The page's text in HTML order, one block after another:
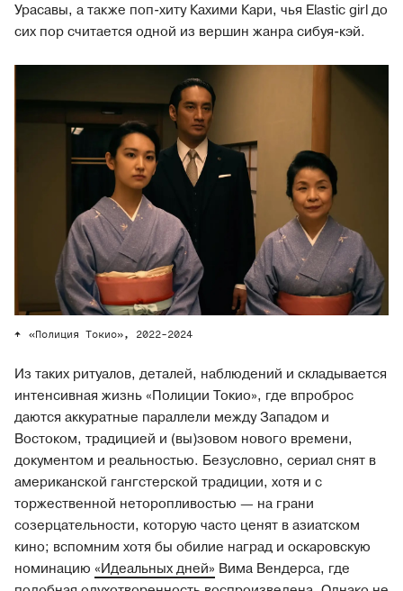
Урасавы, а также поп-хиту Кахими Кари, чья Elastic girl до
сих пор считается одной из вершин жанра сибуя-кэй.
«Полиция Токио», 2022-2024
Из таких ритуалов, деталей, наблюдений и складывается
интенсивная жизнь «Полиции Токио», где впроброс
даются аккуратные параллели между Западом и
Востоком, традицией и (вы)зовом нового времени,
документом и реальностью. Безусловно, сериал снят в
американской гангстерской традиции, хотя и с
торжественной неторопливостью — на грани
созерцательности, которую часто ценят в азиатском
кино; вспомним хотя бы обилие наград и оскаровскую
номинацию «Идеальных дней» Вима Вендерса, где